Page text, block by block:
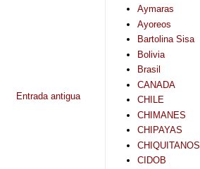
Entrada antigua
Aymaras
Ayoreos
Bartolina Sisa
Bolivia
Brasil
CANADA
CHILE
CHIMANES
CHIPAYAS
CHIQUITANOS
CIDOB